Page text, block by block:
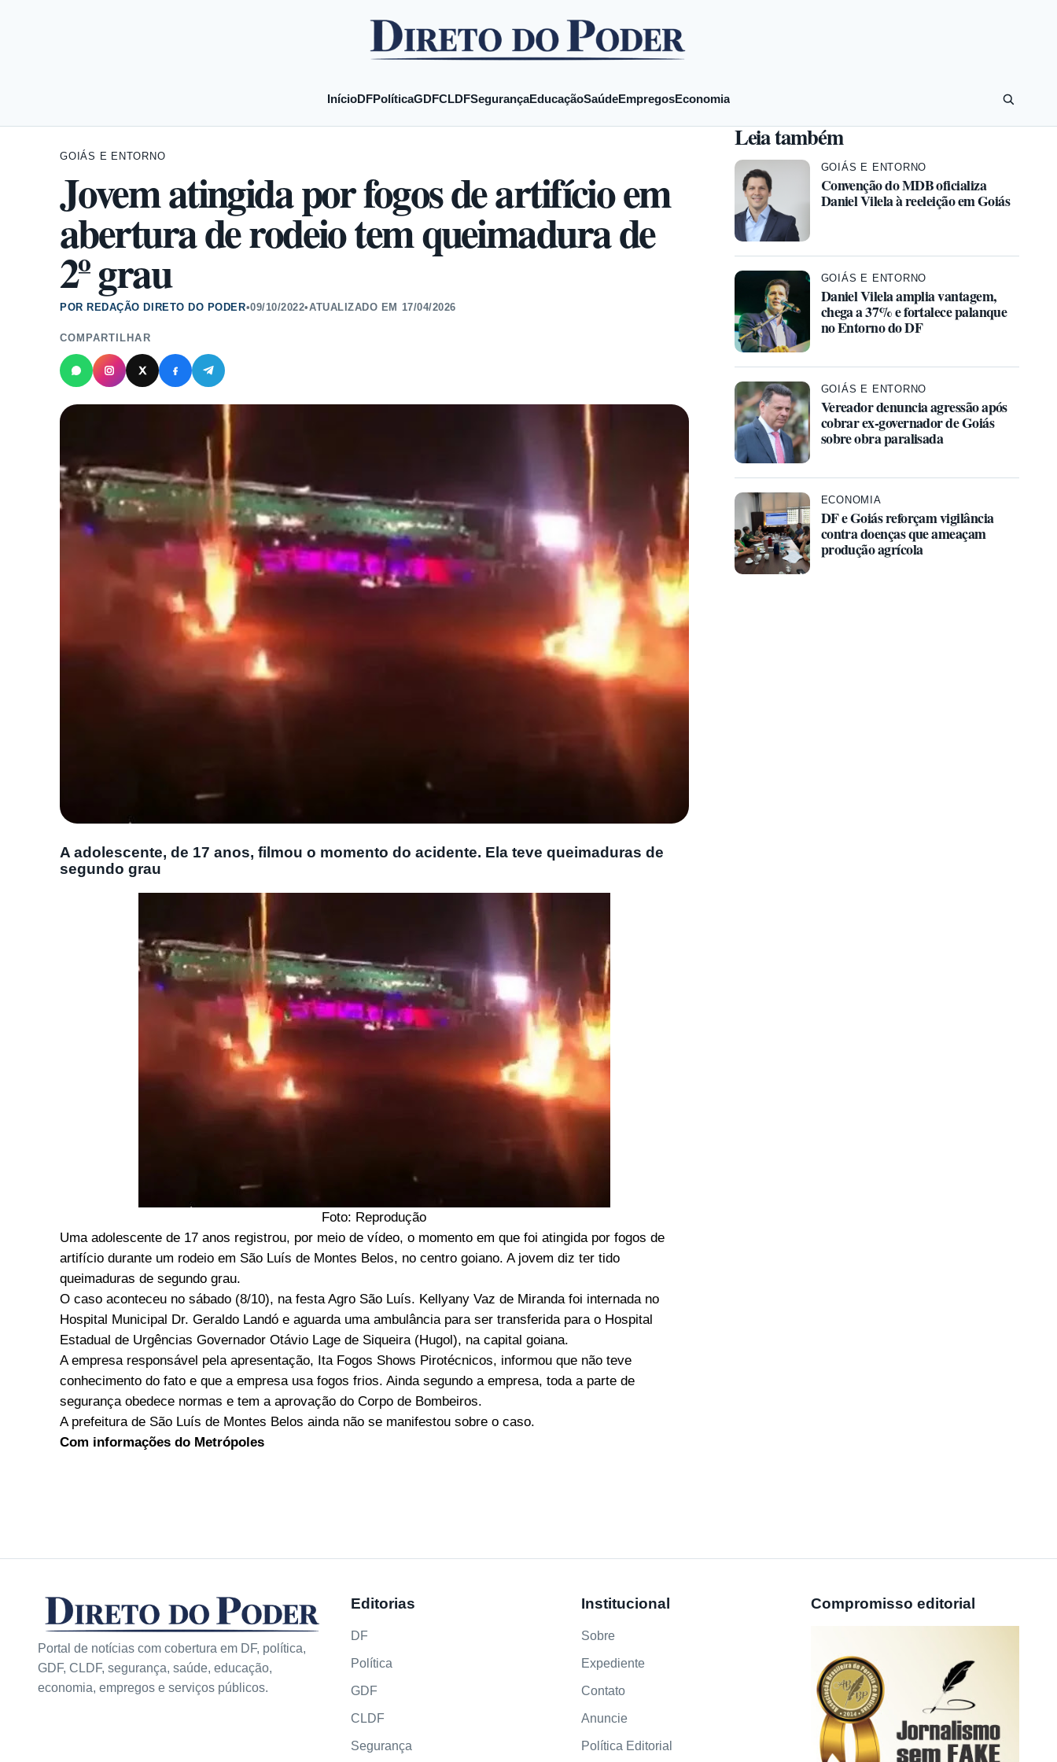
InícioDFPolíticaGDFCLDFSegurançaEducaçãoSaúdeEmpregosEconomia
GOIÁS E ENTORNO
Jovem atingida por fogos de artifício em
abertura de rodeio tem queimadura de
2º grau
POR REDAÇÃO DIRETO DO PODER•09/10/2022•ATUALIZADO EM 17/04/2026
COMPARTILHAR
A adolescente, de 17 anos, filmou o momento do acidente. Ela teve queimaduras de
segundo grau
Foto: Reprodução
Uma adolescente de 17 anos registrou, por meio de vídeo, o momento em que foi atingida por fogos de
artifício durante um rodeio em São Luís de Montes Belos, no centro goiano. A jovem diz ter tido
queimaduras de segundo grau.
O caso aconteceu no sábado (8/10), na festa Agro São Luís. Kellyany Vaz de Miranda foi internada no
Hospital Municipal Dr. Geraldo Landó e aguarda uma ambulância para ser transferida para o Hospital
Estadual de Urgências Governador Otávio Lage de Siqueira (Hugol), na capital goiana.
A empresa responsável pela apresentação, Ita Fogos Shows Pirotécnicos, informou que não teve
conhecimento do fato e que a empresa usa fogos frios. Ainda segundo a empresa, toda a parte de
segurança obedece normas e tem a aprovação do Corpo de Bombeiros.
A prefeitura de São Luís de Montes Belos ainda não se manifestou sobre o caso.
Com informações do Metrópoles
Leia também
GOIÁS E ENTORNO
Convenção do MDB oficializa
Daniel Vilela à reeleição em Goiás
GOIÁS E ENTORNO
Daniel Vilela amplia vantagem,
chega a 37% e fortalece palanque
no Entorno do DF
GOIÁS E ENTORNO
Vereador denuncia agressão após
cobrar ex-governador de Goiás
sobre obra paralisada
ECONOMIA
DF e Goiás reforçam vigilância
contra doenças que ameaçam
produção agrícola
Portal de notícias com cobertura em DF, política,
GDF, CLDF, segurança, saúde, educação,
economia, empregos e serviços públicos.
Editorias
DF
Política
GDF
CLDF
Segurança
Institucional
Sobre
Expediente
Contato
Anuncie
Política Editorial
Compromisso editorial